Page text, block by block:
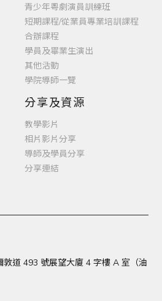
青少年粵劇演員訓練班
短期課程/從業員專業培訓課程
合辦課程
學員及畢業生演出
其他活動
學院導師一覽
分享及資源
教學影片
相片影片分享
導師及學員分享
分享連結
道 493 號展望大廈 4 字樓 A 室（油